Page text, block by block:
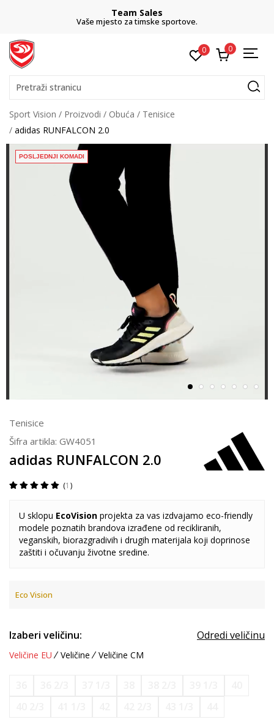
Team Sales
Vaše mjesto za timske sportove.
0 0
Pretraži stranicu
Sport Vision Proizvodi Obuća
Tenisice
adidas RUNFALCON 2.0
POSLJEDNJI KOMADI
Tenisice
Šifra artikla: GW4051
adidas RUNFALCON 2.0
1
U sklopu EcoVision projekta za vas izdvajamo eco-friendly
modele poznatih brandova izrađene od recikliranih,
veganskih, biorazgradivih i drugih materijala koji doprinose
zaštiti i očuvanju životne sredine.
Eco Vision
Izaberi veličinu: Odredi veličinu
Veličine EU Veličine Veličine CM